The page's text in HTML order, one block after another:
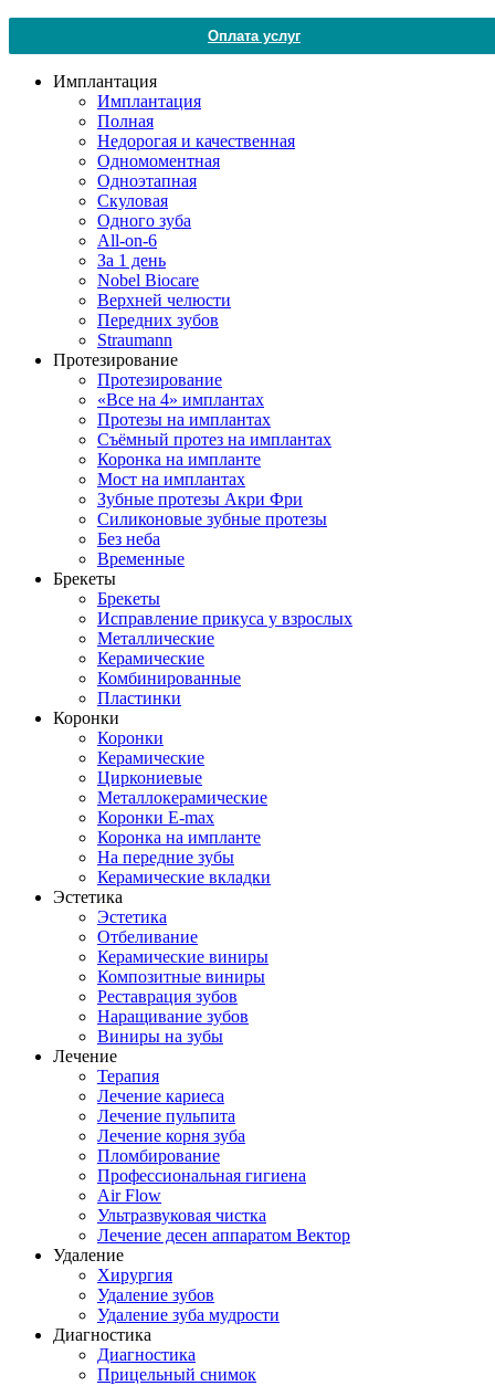
Оплата услуг
Имплантация
Имплантация
Полная
Недорогая и качественная
Одномоментная
Одноэтапная
Скуловая
Одного зуба
All-on-6
За 1 день
Nobel Biocare
Верхней челюсти
Передних зубов
Straumann
Протезирование
Протезирование
«Все на 4» имплантах
Протезы на имплантах
Съёмный протез на имплантах
Коронка на импланте
Мост на имплантах
Зубные протезы Акри Фри
Силиконовые зубные протезы
Без неба
Временные
Брекеты
Брекеты
Исправление прикуса у взрослых
Металлические
Керамические
Комбинированные
Пластинки
Коронки
Коронки
Керамические
Циркониевые
Металлокерамические
Коронки E-max
Коронка на импланте
На передние зубы
Керамические вкладки
Эстетика
Эстетика
Отбеливание
Керамические виниры
Композитные виниры
Реставрация зубов
Наращивание зубов
Виниры на зубы
Лечение
Терапия
Лечение кариеса
Лечение пульпита
Лечение корня зуба
Пломбирование
Профессиональная гигиена
Air Flow
Ультразвуковая чистка
Лечение десен аппаратом Вектор
Удаление
Хирургия
Удаление зубов
Удаление зуба мудрости
Диагностика
Диагностика
Прицельный снимок